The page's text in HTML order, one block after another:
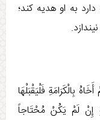
به او هدیه کند؛
بِالْكَرَامَةِ فَلْيَقْبَلْهَا
لَمْ يَكُنْ مُحْتَاجاً